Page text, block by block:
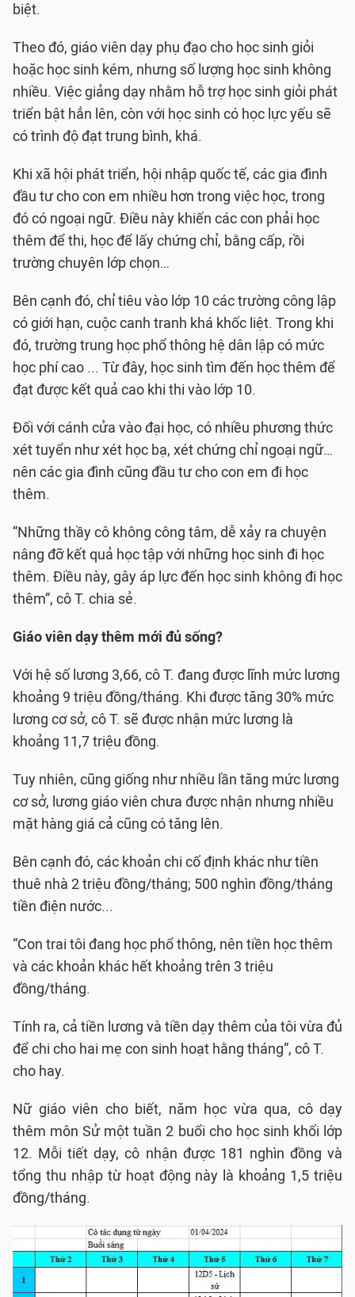
biệt.
Theo đó, giáo viên dạy phụ đạo cho học sinh giỏi
hoặc học sinh kém, nhưng số lượng học sinh không
nhiều. Việc giảng dạy nhằm hỗ trợ học sinh giỏi phát
triển bật hẳn lên, còn với học sinh có học lực yếu sẽ
có trình độ đạt trung bình, khá.
Khi xã hội phát triển, hội nhập quốc tế, các gia đình
đầu tư cho con em nhiều hơn trong việc học, trong
đó có ngoại ngữ. Điều này khiến các con phải học
thêm để thi, học để lấy chứng chỉ, bằng cấp, rồi
trường chuyên lớp chọn…
Bên cạnh đó, chỉ tiêu vào lớp 10 các trường công lập
có giới hạn, cuộc canh tranh khá khốc liệt. Trong khi
đó, trường trung học phổ thông hệ dân lập có mức
học phí cao ... Từ đây, học sinh tìm đến học thêm để
đạt được kết quả cao khi thi vào lớp 10.
Đối với cánh cửa vào đại học, có nhiều phương thức
xét tuyển như xét học bạ, xét chứng chỉ ngoại ngữ…
nên các gia đình cũng đầu tư cho con em đi học
thêm.
“Những thầy cô không công tâm, dễ xảy ra chuyện
nâng đỡ kết quả học tập với những học sinh đi học
thêm. Điều này, gây áp lực đến học sinh không đi học
thêm”, cô T. chia sẻ.
Giáo viên dạy thêm mới đủ sống?
Với hệ số lương 3,66, cô T. đang được lĩnh mức lương
khoảng 9 triệu đồng/tháng. Khi được tăng 30% mức
lương cơ sở, cô T. sẽ được nhận mức lương là
khoảng 11,7 triệu đồng.
Tuy nhiên, cũng giống như nhiều lần tăng mức lương
cơ sở, lương giáo viên chưa được nhận nhưng nhiều
mặt hàng giá cả cũng có tăng lên.
Bên cạnh đó, các khoản chi cố định khác như tiền
thuê nhà 2 triệu đồng/tháng; 500 nghìn đồng/tháng
tiền điện nước...
“Con trai tôi đang học phổ thông, nên tiền học thêm
và các khoản khác hết khoảng trên 3 triệu
đồng/tháng.
Tính ra, cả tiền lương và tiền dạy thêm của tôi vừa đủ
để chi cho hai mẹ con sinh hoạt hằng tháng”, cô T.
cho hay.
Nữ giáo viên cho biết, năm học vừa qua, cô dạy
thêm môn Sử một tuần 2 buổi cho học sinh khối lớp
12. Mỗi tiết dạy, cô nhận được 181 nghìn đồng và
tổng thu nhập từ hoạt động này là khoảng 1,5 triệu
đồng/tháng.